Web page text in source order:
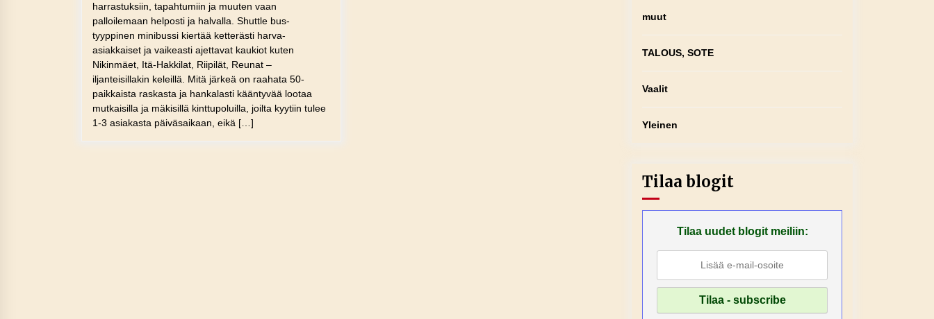
harrastuksiin, tapahtumiin ja muuten vaan
palloilemaan helposti ja halvalla. Shuttle bus-
tyyppinen minibussi kiertää ketterästi harva-
asiakkaiset ja vaikeasti ajettavat kaukiot kuten
Nikinmäet, Itä-Hakkilat, Riipilät, Reunat –
iljanteisillakin keleillä. Mitä järkeä on raahata 50-
paikkaista raskasta ja hankalasti kääntyvää lootaa
mutkaisilla ja mäkisillä kinttupoluilla, joilta kyytiin tulee
1-3 asiakasta päiväsaikaan, eikä […]
muut
TALOUS, SOTE
Vaalit
Yleinen
Tilaa blogit
Tilaa uudet blogit meiliin: